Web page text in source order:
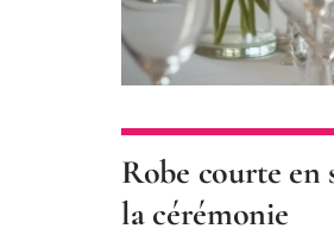
Robe courte en
la cérémonie